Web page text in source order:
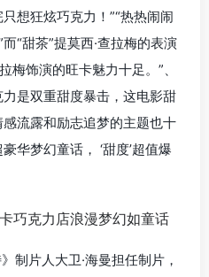
想狂炫巧克力！”“热热闹闹
“甜茶”提莫西·查拉梅的表演
梅饰演的旺卡魅力十足。”、
是双重甜度暴击，这电影甜
流露和励志追梦的主题也十
华梦幻童话， ‘甜度’超值爆
制片人大卫·海曼担任制片，